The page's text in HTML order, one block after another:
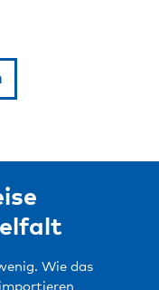
in unseren
wir große
nicht nur
ihr lange
Wie das